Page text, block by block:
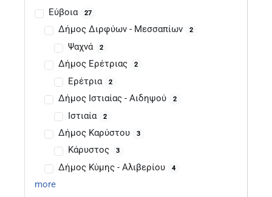
Εύβοια 27
Δήμος Διρφύων - Μεσσαπίων 2
Ψαχνά 2
Δήμος Ερέτριας 2
Ερέτρια 2
Δήμος Ιστιαίας - Αιδηψού 2
Ιστιαία 2
Δήμος Καρύστου 3
Κάρυστος 3
Δήμος Κύμης - Αλιβερίου 4
more